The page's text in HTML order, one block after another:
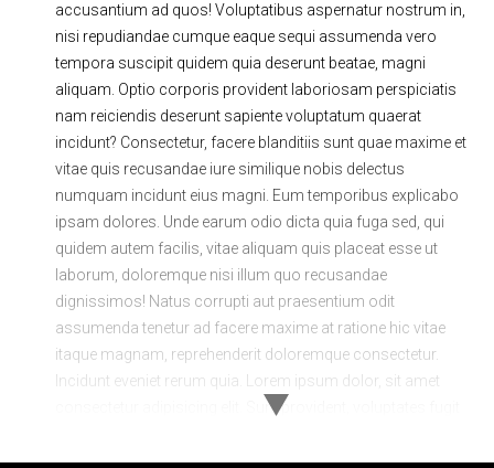
accusantium ad quos! Voluptatibus aspernatur nostrum in,
nisi repudiandae cumque eaque sequi assumenda vero
tempora suscipit quidem quia deserunt beatae, magni
aliquam. Optio corporis provident laboriosam perspiciatis
nam reiciendis deserunt sapiente voluptatum quaerat
incidunt? Consectetur, facere blanditiis sunt quae maxime et
vitae quis recusandae iure similique nobis delectus
numquam incidunt eius magni. Eum temporibus explicabo
ipsam dolores. Unde earum odio dicta quia fuga sed, qui
quidem autem facilis, vitae aliquam quis placeat esse ut
laborum, doloremque nisi illum quo recusandae
dignissimos! Natus corrupti aut praesentium odit
assumenda tenetur ad facere maxime at ratione hic vitae
itaque magnam, reprehenderit doloremque consectetur.
Incidunt eveniet rerum quia. Lorem ipsum dolor, sit amet
consectetur adipisicing elit. Sunt provident, voluptates fugit
possimus quidem tenetur delectus exercitationem dolorem